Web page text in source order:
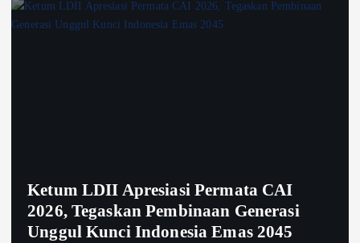
Ketum LDII Apresiasi Permata CAI
2026, Tegaskan Pembinaan Generasi
Unggul Kunci Indonesia Emas 2045